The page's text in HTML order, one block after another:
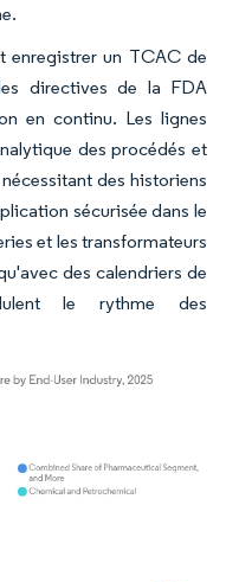
enregistrer un TCAC de
directives de la FDA
en continu. Les lignes
des procédés et
des historiens
sécurisée dans le
et les transformateurs
des calendriers de
le rythme des